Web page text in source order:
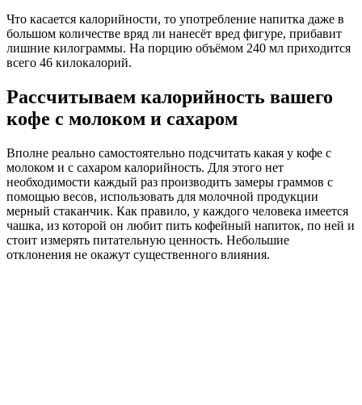
Что касается калорийности, то употребление напитка даже в
большом количестве вряд ли нанесёт вред фигуре, прибавит
лишние килограммы. На порцию объёмом 240 мл приходится
всего 46 килокалорий.
Рассчитываем калорийность вашего
кофе с молоком и сахаром
Вполне реально самостоятельно подсчитать какая у кофе с
молоком и с сахаром калорийность. Для этого нет
необходимости каждый раз производить замеры граммов с
помощью весов, использовать для молочной продукции
мерный стаканчик. Как правило, у каждого человека имеется
чашка, из которой он любит пить кофейный напиток, по ней и
стоит измерять питательную ценность. Небольшие
отклонения не окажут существенного влияния.